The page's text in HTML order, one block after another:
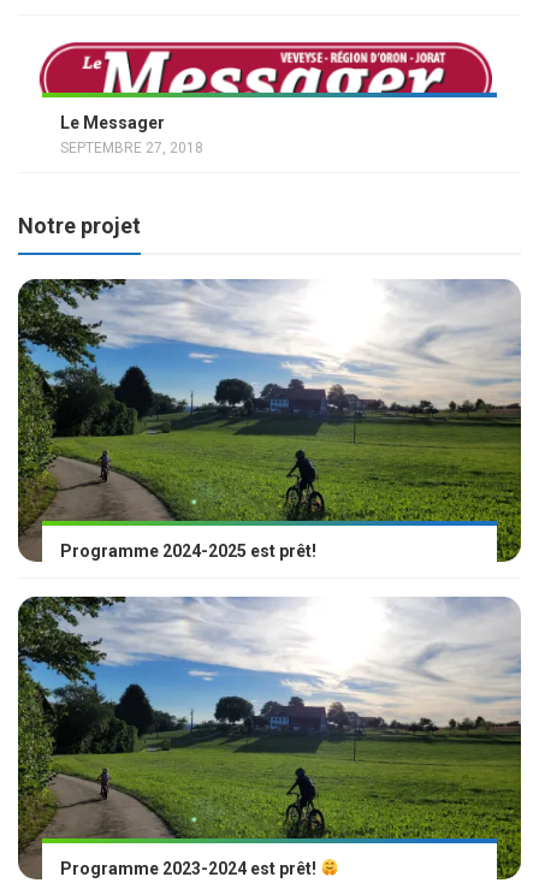
Le Messager
SEPTEMBRE 27, 2018
Notre projet
Programme 2024-2025 est prêt!
Programme 2023-2024 est prêt!